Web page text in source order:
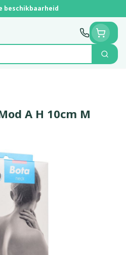
beschikbaarheid
Zoek
A H 10cm M